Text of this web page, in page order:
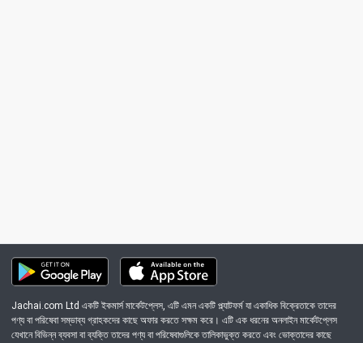
Jachai.com Ltd একটি ইকমার্স মার্কেটপ্লেস, এটি এমন একটি প্ল্যাটফর্ম যা একাধিক বিক্রেতাকে তাদের
পণ্য বা পরিষেবা সম্ভাব্য গ্রাহকদের কাছে অফার করতে সক্ষম করে। এটি এক ধরনের অনলাইন মার্কেটপ্লেস
যেখানে বিভিন্ন ব্যবসা বা ব্যক্তি তাদের পণ্য বা পরিষেবাগুলিকে তালিকাভুক্ত করতে এবং ভোক্তাদের কাছে